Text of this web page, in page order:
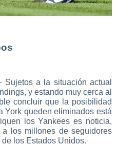
Sujetos a la situación actual
y estando muy cerca al
concluir que la posibilidad
York queden eliminados está
los Yankees es noticia,
los millones de seguidores
los Estados Unidos.